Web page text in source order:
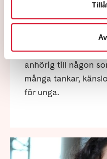
plattform som är
anhöriga till någon
neurodegenerativ
digitala
anhörig till någon
många tankar,
för unga.